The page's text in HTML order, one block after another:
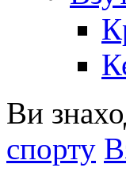
Ви
спорту